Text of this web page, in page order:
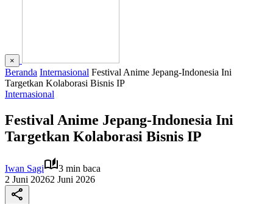
×
Beranda Internasional Festival Anime Jepang-Indonesia Ini
Targetkan Kolaborasi Bisnis IP
Internasional
Festival Anime Jepang-Indonesia Ini
Targetkan Kolaborasi Bisnis IP
Iwan Sagi
3 min baca
2 Juni 20262 Juni 2026